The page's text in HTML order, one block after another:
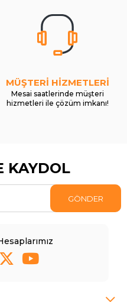
MÜŞTERİ HİZMETLERİ
Mesai saatlerinde müşteri
hizmetleri ile çözüm imkanı!
KAYDOL
GÖNDER